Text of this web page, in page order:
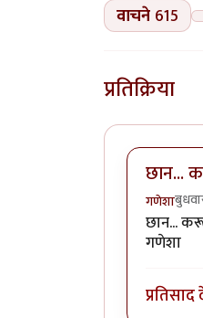
वाचने 615
प्रतिक्रिया
छान...
गणेशा
छान...
गणेशा